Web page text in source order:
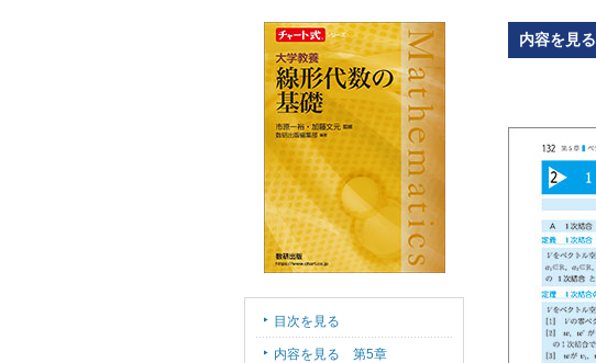
内容を見る
目次を見る
内容を見る 第5章